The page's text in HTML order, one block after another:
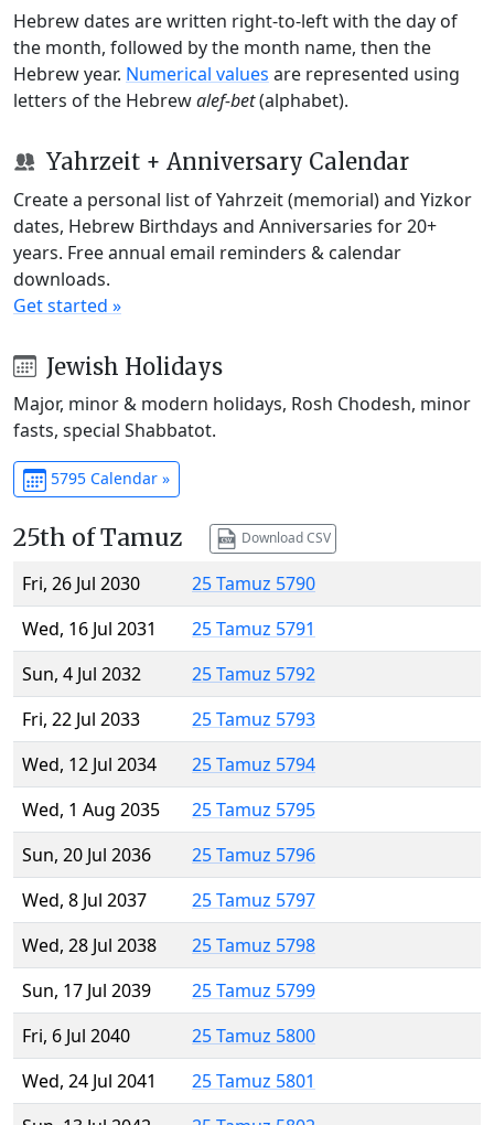
Hebrew dates are written right-to-left with the day of
the month, followed by the month name, then the
Hebrew year. Numerical values are represented using
letters of the Hebrewalef-bet(alphabet).
Yahrzeit + Anniversary Calendar
Create a personal list of Yahrzeit (memorial) and Yizkor
dates, Hebrew Birthdays and Anniversaries for 20+
years. Free annual email reminders & calendar
downloads.
Get started »
Jewish Holidays
Major, minor & modern holidays, Rosh Chodesh, minor
fasts, special Shabbatot.
5795 Calendar »
25th of Tamuz Download CSV
Fri, 26 Jul 2030
25 Tamuz 5790
Wed, 16 Jul 2031
25 Tamuz 5791
Sun, 4 Jul 2032
25 Tamuz 5792
Fri, 22 Jul 2033
25 Tamuz 5793
Wed, 12 Jul 2034
25 Tamuz 5794
Wed, 1 Aug 2035
25 Tamuz 5795
Sun, 20 Jul 2036
25 Tamuz 5796
Wed, 8 Jul 2037
25 Tamuz 5797
Wed, 28 Jul 2038
25 Tamuz 5798
Sun, 17 Jul 2039
25 Tamuz 5799
Fri, 6 Jul 2040
25 Tamuz 5800
Wed, 24 Jul 2041
25 Tamuz 5801